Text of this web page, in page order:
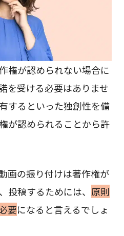
権が認められない場合に
を受ける必要はありませ
するといった独創性を備
が認められることから許
画の振り付けは著作権が
投稿するためには、 原則
要になると言えるでしょ